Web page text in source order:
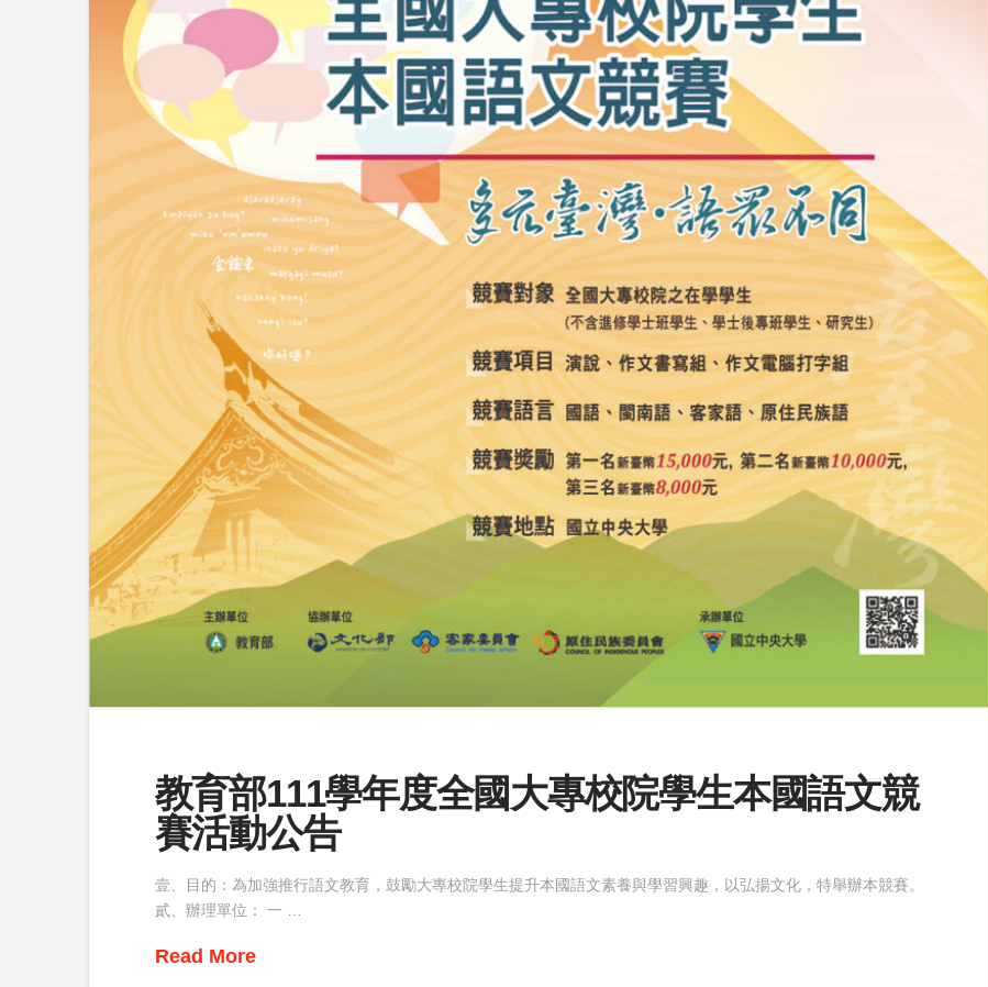
教育部111學年度全國大專校院學生本國語文競
賽活動公告
壹、目的：為加強推行語文教育，鼓勵大專校院學生提升本國語文素養與學習興趣，以弘揚文化，特舉辦本競賽。
貳、辦理單位： 一 …
Read More